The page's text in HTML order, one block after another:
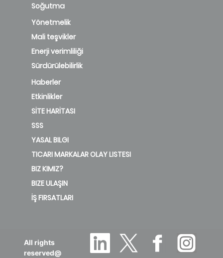
Soğutma
Yönetmelik
Mali teşvikler
Enerji verimliliği
Sürdürülebilirlik
Haberler
Etkinlikler
SİTE HARİTASI
SSS
YASAL BILGI
TICARI MARKALAR OLAY LISTESI
BIZ KIMIZ?
BIZE ULAŞIN
İŞ FIRSATLARI
All rights
reserved@